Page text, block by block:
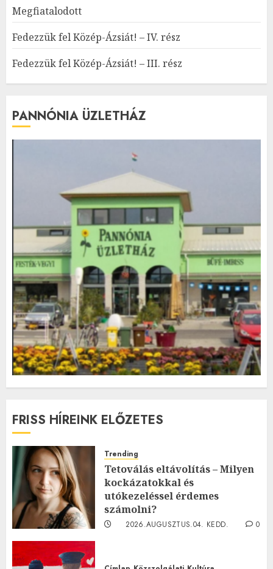
Megfiatalodott
Fedezzük fel Közép-Ázsiát! – IV. rész
Fedezzük fel Közép-Ázsiát! – III. rész
PANNÓNIA ÜZLETHÁZ
FRISS HÍREINK ELŐZETES
Trending
Tetoválás eltávolítás – Milyen
kockázatokkal és
utókezeléssel érdemes
számolni?
2026.AUGUSZTUS.04. KEDD.
0